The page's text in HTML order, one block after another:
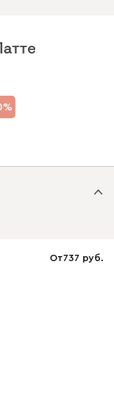
От737